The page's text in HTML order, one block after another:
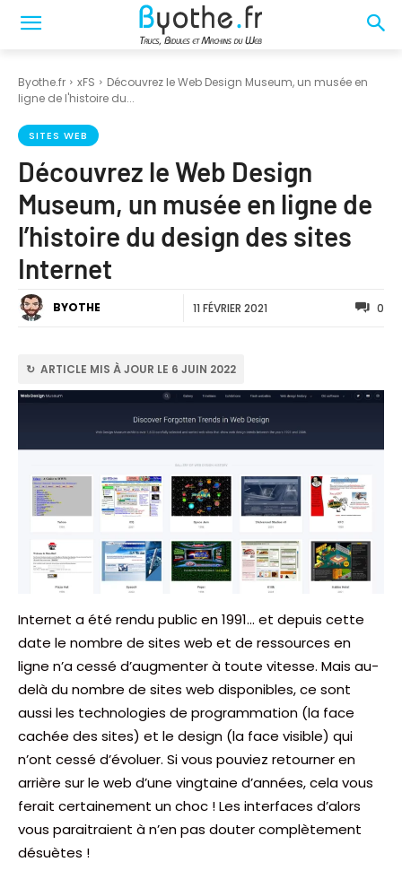
Byothe.fr xFS
Découvrez le Web Design Museum, un musée en
ligne de l'histoire du...
SITES WEB
Découvrez le Web Design
Museum, un musée en ligne de
l’histoire du design des sites
Internet
BYOTHE 11 FÉVRIER 2021 0
↻ ARTICLE MIS À JOUR LE 6 JUIN 2022
Internet a été rendu public en 1991… et depuis cette
date le nombre de sites web et de ressources en
ligne n’a cessé d’augmenter à toute vitesse. Mais au-
delà du nombre de sites web disponibles, ce sont
aussi les technologies de programmation (la face
cachée des sites) et le design (la face visible) qui
n’ont cessé d’évoluer. Si vous pouviez retourner en
arrière sur le web d’une vingtaine d’années, cela vous
ferait certainement un choc ! Les interfaces d’alors
vous paraitraient à n’en pas douter complètement
désuètes !